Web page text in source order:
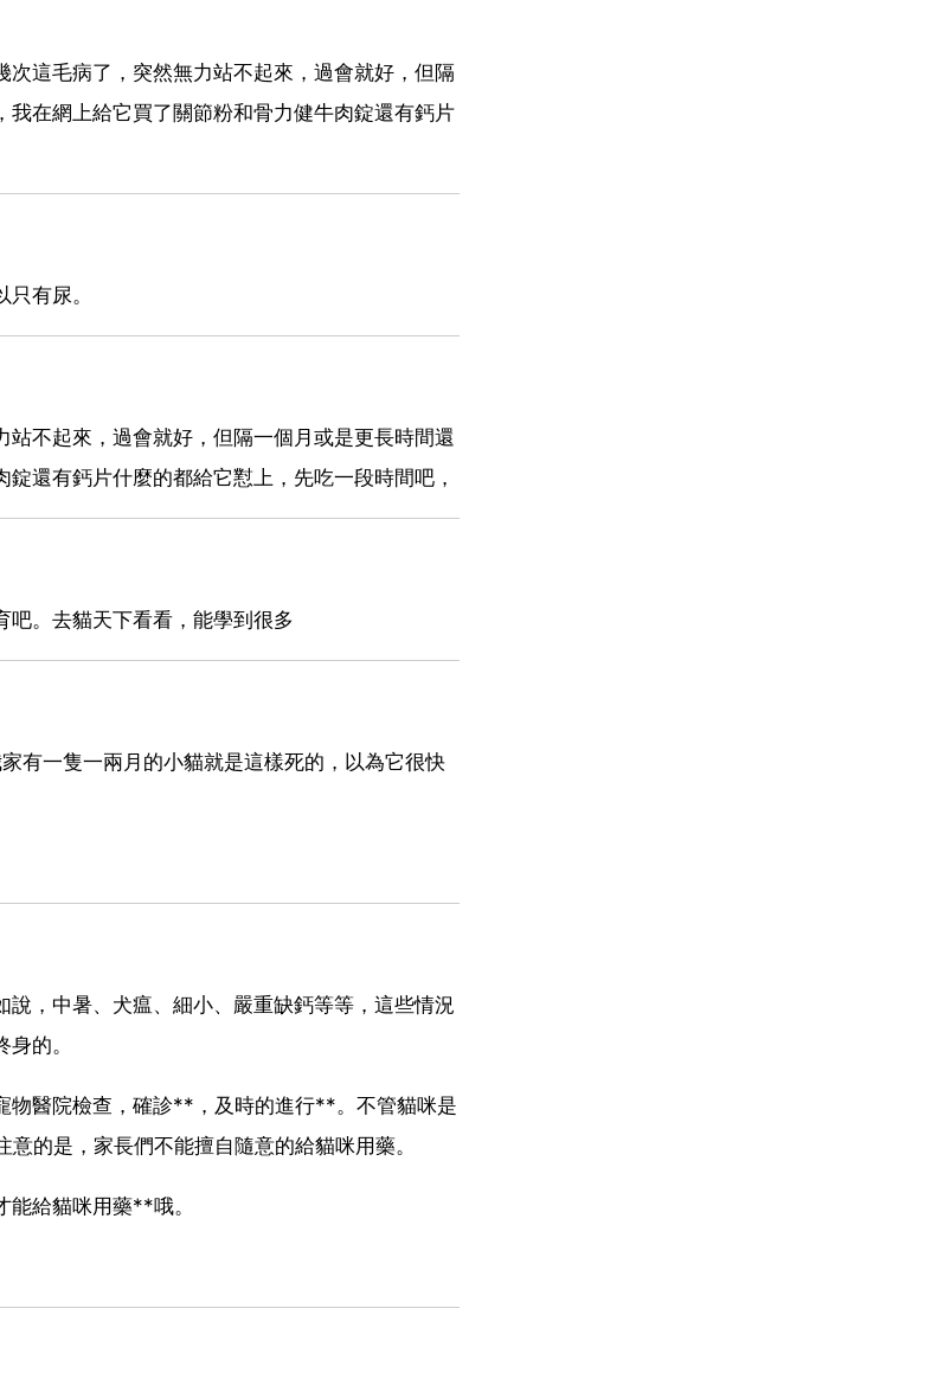
這毛病了，突然無力站不起來，過會就好，但隔
在網上給它買了關節粉和骨力健牛肉錠還有鈣片
有尿。
不起來，過會就好，但隔一個月或是更長時間還
還有鈣片什麼的都給它懟上，先吃一段時間吧，
吧。去貓天下看看，能學到很多
有一隻一兩月的小貓就是這樣死的，以為它很快
，中暑、犬瘟、細小、嚴重缺鈣等等，這些情況
的。
物醫院檢查，確診**，及時的進行**。不管貓咪是
的是，家長們不能擅自隨意的給貓咪用藥。
給貓咪用藥**哦。